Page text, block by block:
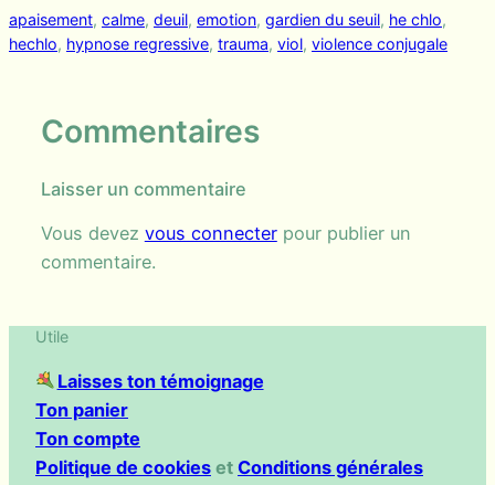
apaisement, calme, deuil, emotion, gardien du seuil, he chlo
hechlo, hypnose regressive, trauma, viol, violence conjugale
Commentaires
Laisser un commentaire
Vous devez vous connecterpour publier un
commentaire.
Utile
Laisses ton témoignage
Ton panier
Ton compte
Politique de cookies et Conditions générales